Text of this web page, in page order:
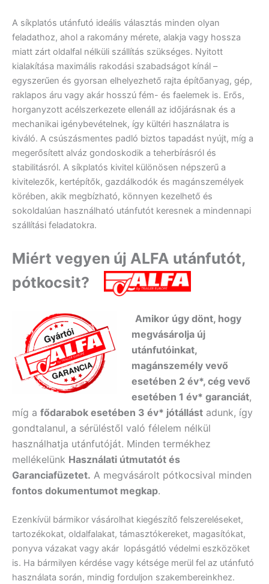
A síkplatós utánfutó ideális választás minden olyan
feladathoz, ahol a rakomány mérete, alakja vagy hossza
miatt zárt oldalfal nélküli szállítás szükséges. Nyitott
kialakítása maximális rakodási szabadságot kínál –
egyszerűen és gyorsan elhelyezhető rajta építőanyag, gép,
raklapos áru vagy akár hosszú fém- és faelemek is. Erős,
horganyzott acélszerkezete ellenáll az időjárásnak és a
mechanikai igénybevételnek, így kültéri használatra is
kiváló. A csúszásmentes padló biztos tapadást nyújt, míg a
megerősített alváz gondoskodik a teherbírásról és
stabilitásról. A síkplatós kivitel különösen népszerű a
kivitelezők, kertépítők, gazdálkodók és magánszemélyek
körében, akik megbízható, könnyen kezelhető és
sokoldalúan használható utánfutót keresnek a mindennapi
szállítási feladatokra.
Miért vegyen új ALFA utánfutót,
pótkocsit?
Amikor úgy dönt, hogy
megvásárolja új
utánfutóinkat,
magánszemély vevő
esetében 2 év*, cég vevő
esetében 1 év* garanciát,
míg a fődarabok esetében 3 év* jótállást adunk, így
gondtalanul, a sérüléstől való félelem nélkül
használhatja utánfutóját. Minden termékhez
mellékelünk Használati útmutatót és
Garanciafüzetet. A megvásárolt pótkocsival minden
fontos dokumentumot megkap.
Ezenkívül bármikor vásárolhat kiegészítő felszereléseket,
tartozékokat, oldalfalakat, támasztókereket, magasítókat,
ponyva vázakat vagy akár lopásgátló védelmi eszközöket
is. Ha bármilyen kérdése vagy kétsége merül fel az utánfutó
használata során, mindig forduljon szakembereinkhez.